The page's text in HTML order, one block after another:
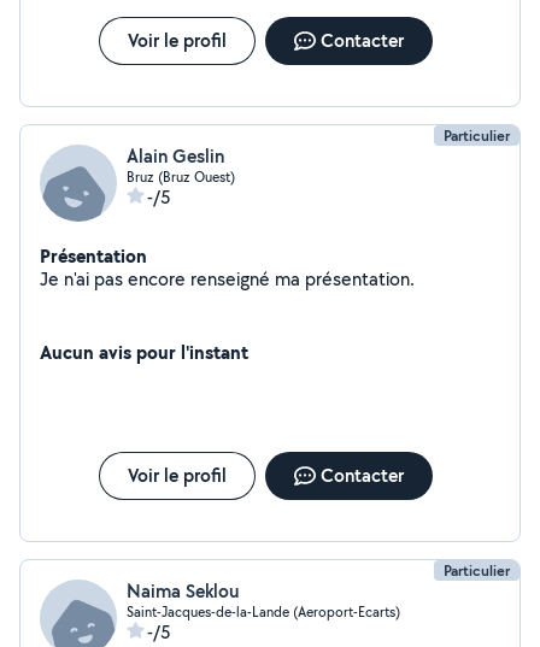
Voir le profil Contacter
Particulier
Alain Geslin
Bruz (Bruz Ouest)
-/5
Présentation
Je n'ai pas encore renseigné ma présentation.
Aucun avis pour l'instant
Voir le profil Contacter
Particulier
Naima Seklou
Saint-Jacques-de-la-Lande (Aeroport-Ecarts)
-/5